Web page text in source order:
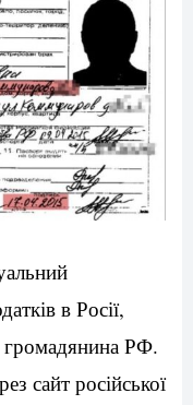
в Росії,
громадянина РФ.
сайт російської